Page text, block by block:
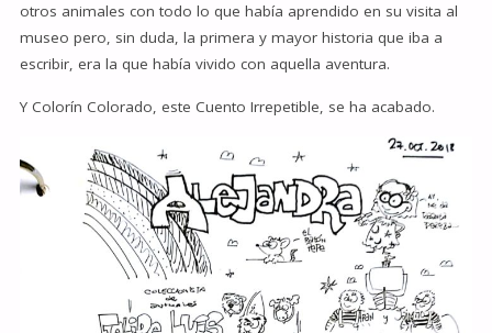
otros animales con todo lo que había aprendido en su visita al
museo pero, sin duda, la primera y mayor historia que iba a
escribir, era la que había vivido con aquella aventura.
Y Colorín Colorado, este Cuento Irrepetible, se ha acabado.